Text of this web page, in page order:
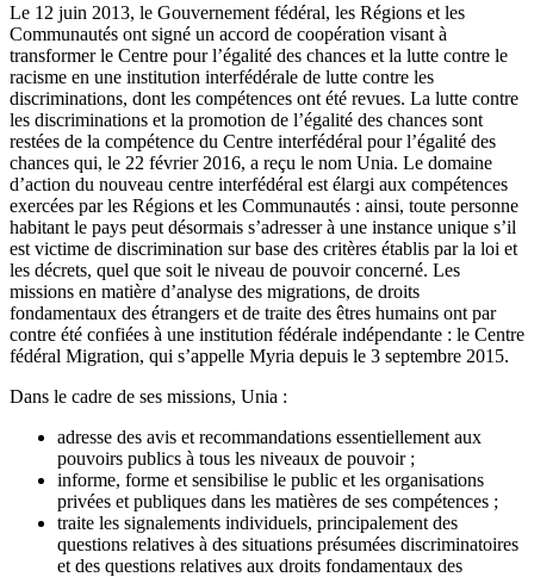
Le 12 juin 2013, le Gouvernement fédéral, les Régions et les
Communautés ont signé un accord de coopération visant à
transformer le Centre pour l’égalité des chances et la lutte contre le
racisme en une institution interfédérale de lutte contre les
discriminations, dont les compétences ont été revues. La lutte contre
les discriminations et la promotion de l’égalité des chances sont
restées de la compétence du Centre interfédéral pour l’égalité des
chances qui, le 22 février 2016, a reçu le nom Unia. Le domaine
d’action du nouveau centre interfédéral est élargi aux compétences
exercées par les Régions et les Communautés : ainsi, toute personne
habitant le pays peut désormais s’adresser à une instance unique s’il
est victime de discrimination sur base des critères établis par la loi et
les décrets, quel que soit le niveau de pouvoir concerné. Les
missions en matière d’analyse des migrations, de droits
fondamentaux des étrangers et de traite des êtres humains ont par
contre été confiées à une institution fédérale indépendante : le Centre
fédéral Migration, qui s’appelle Myria depuis le 3 septembre 2015.
Dans le cadre de ses missions, Unia :
adresse des avis et recommandations essentiellement aux
pouvoirs publics à tous les niveaux de pouvoir ;
informe, forme et sensibilise le public et les organisations
privées et publiques dans les matières de ses compétences ;
traite les signalements individuels, principalement des
questions relatives à des situations présumées discriminatoires
et des questions relatives aux droits fondamentaux des